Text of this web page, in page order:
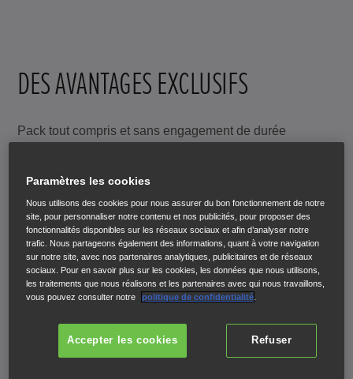
DES AVANTAGES EXCLUSIFS
Pack tout compris et sans engagement de durée
Pas de hausse des futurs tarifs des pièces et main
d’œuvre
Sécurité d’un véhicule bien entretenu par des
professionnels
Contrat cessible*
comptant et vente du véhicule à particulier)
Paramètres les cookies
Nous utilisons des cookies pour nous assurer du bon fonctionnement de notre
site, pour personnaliser notre contenu et nos publicités, pour proposer des
fonctionnalités disponibles sur les réseaux sociaux et afin d’analyser notre
trafic. Nous partageons également des informations, quant à votre navigation
sur notre site, avec nos partenaires analytiques, publicitaires et de réseaux
sociaux. Pour en savoir plus sur les cookies, les données que nous utilisons,
les traitements que nous réalisons et les partenaires avec qui nous travaillons,
vous pouvez consulter notre
politique de confidentialité
Refuser
Accepter les cookies